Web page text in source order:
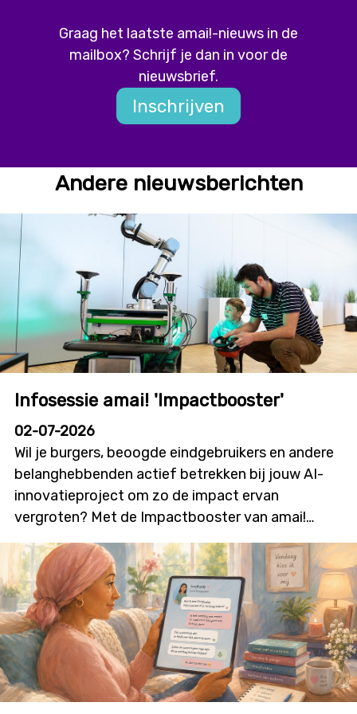
Graag het laatste amai!-nieuws in de
mailbox? Schrijf je dan in voor de
nieuwsbrief.
Inschrijven
Andere nieuwsberichten
Infosessie amai! 'Impactbooster'
02-07-2026
Wil je burgers, beoogde eindgebruikers en andere
belanghebbenden actief betrekken bij jouw AI-
innovatieproject om zo de impact ervan
vergroten? Met de Impactbooster van amai!
kunnen onderzoekers en innovatoren financiële
ondersteuning aanvragen voor
burgerparticipatie- en outreachactiviteiten die
bijdragen aan meer dialoog, betrokkenheid en
technologieacceptatie. Deze nieuwe oproep zal
initiatieven stimuleren waarin burgers niet alleen
geïnformeerd worden, maar ook daadwerkelijk
mee vorm geven aan onderzoek, ontwikkeling en